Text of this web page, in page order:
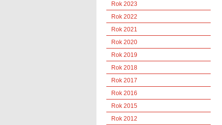
Rok 2023
Rok 2022
Rok 2021
Rok 2020
Rok 2019
Rok 2018
Rok 2017
Rok 2016
Rok 2015
Rok 2012